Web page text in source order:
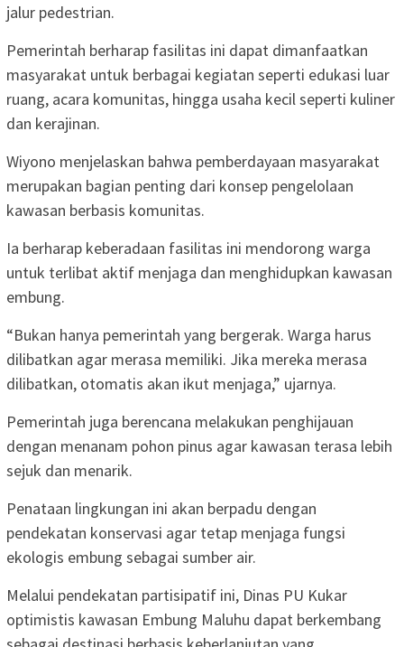
jalur pedestrian.
Pemerintah berharap fasilitas ini dapat dimanfaatkan
masyarakat untuk berbagai kegiatan seperti edukasi luar
ruang, acara komunitas, hingga usaha kecil seperti kuliner
dan kerajinan.
Wiyono menjelaskan bahwa pemberdayaan masyarakat
merupakan bagian penting dari konsep pengelolaan
kawasan berbasis komunitas.
Ia berharap keberadaan fasilitas ini mendorong warga
untuk terlibat aktif menjaga dan menghidupkan kawasan
embung.
“Bukan hanya pemerintah yang bergerak. Warga harus
dilibatkan agar merasa memiliki. Jika mereka merasa
dilibatkan, otomatis akan ikut menjaga,” ujarnya.
Pemerintah juga berencana melakukan penghijauan
dengan menanam pohon pinus agar kawasan terasa lebih
sejuk dan menarik.
Penataan lingkungan ini akan berpadu dengan
pendekatan konservasi agar tetap menjaga fungsi
ekologis embung sebagai sumber air.
Melalui pendekatan partisipatif ini, Dinas PU Kukar
optimistis kawasan Embung Maluhu dapat berkembang